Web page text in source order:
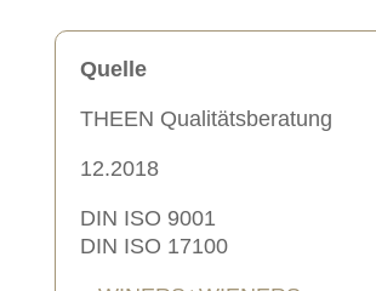
Quelle
THEEN Qualitätsberatung
12.2018
DIN ISO 9001
DIN ISO 17100